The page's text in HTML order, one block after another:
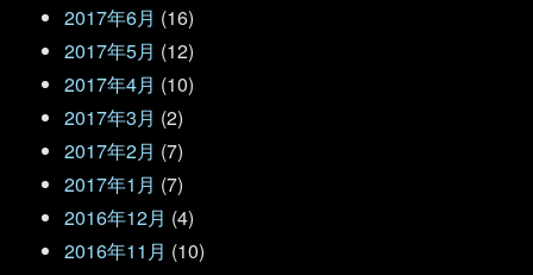
2017年6月 (16)
2017年5月 (12)
2017年4月 (10)
2017年3月 (2)
2017年2月 (7)
2017年1月 (7)
2016年12月 (4)
2016年11月 (10)